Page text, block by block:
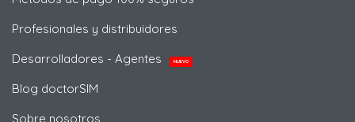
Profesionales y distribuidores
Desarrolladores - Agentes
NUEVO
Blog doctorSIM
Sobre nosotros